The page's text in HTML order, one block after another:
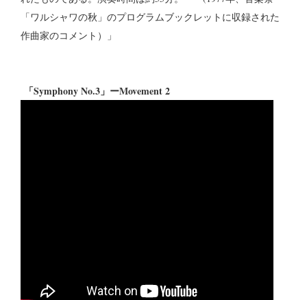
「ワルシャワの秋」のプログラムブックレットに収録された
作曲家のコメント）」
「Symphony No.3」ーMovement 2